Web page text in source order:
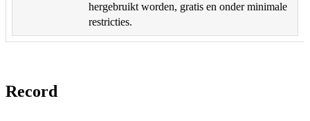
hergebruikt worden, gratis en onder minimale
restricties.
Record